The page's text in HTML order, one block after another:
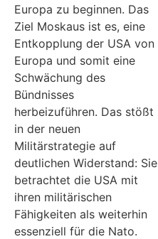
Europa zu beginnen. Das
Ziel Moskaus ist es, eine
Entkopplung der USA von
Europa und somit eine
Schwächung des
Bündnisses
herbeizuführen. Das stößt
in der neuen
Militärstrategie auf
deutlichen Widerstand: Sie
betrachtet die USA mit
ihren militärischen
Fähigkeiten als weiterhin
essenziell für die Nato.